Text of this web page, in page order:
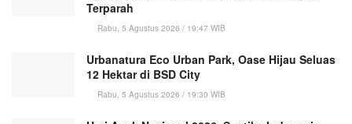
Terparah
Rabu, 5 Agustus 2026 / 19:47 WIB
Urbanatura Eco Urban Park, Oase Hijau Seluas
12 Hektar di BSD City
Rabu, 5 Agustus 2026 / 19:30 WIB